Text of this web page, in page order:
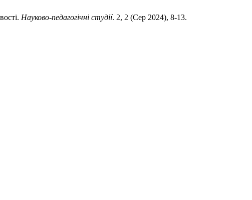
Науково-педагогічні студії. 2, 2 (Сер 2024), 8-13.